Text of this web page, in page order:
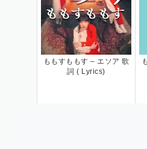
ももすももす – エソア 歌
詞 ( Lyrics)